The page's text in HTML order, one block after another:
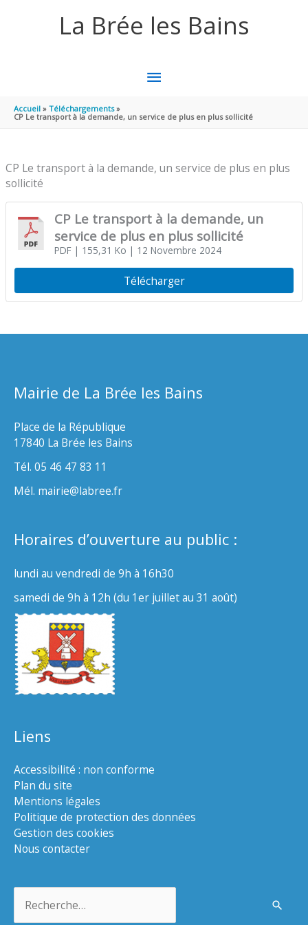
La Brée les Bains
MENU
PRINCIPAL
Accueil
Téléchargements
CP Le transport à la demande, un service de plus en plus sollicité
CP Le transport à la demande, un service de plus en plus
sollicité
CP Le transport à la demande, un
service de plus en plus sollicité
PDF| 155,31 Ko | 12 Novembre 2024
Télécharger
Mairie de La Brée les Bains
Place de la République
17840 La Brée les Bains
Tél. 05 46 47 83 11
Mél. mairie@labree.fr
Horaires d’ouverture au public :
lundi au vendredi de 9h à 16h30
samedi de 9h à 12h (du 1er juillet au 31 août)
Liens
Accessibilité : non conforme
Plan du site
Mentions légales
Politique de protection des données
Gestion des cookies
Nous contacter